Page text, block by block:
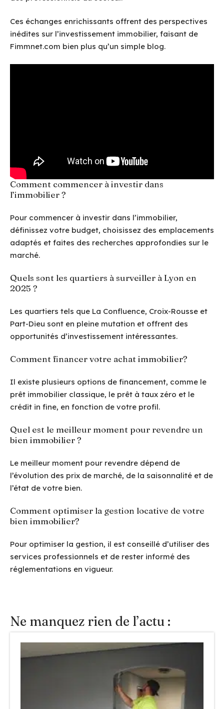
Ces échanges enrichissants offrent des perspectives
inédites sur l’investissement immobilier, faisant de
Fimmnet.com bien plus qu’un simple blog.
Comment commencer à investir dans
l’immobilier ?
Pour commencer à investir dans l’immobilier,
définissez votre budget, choisissez des emplacements
adaptés et faites des recherches approfondies sur le
marché.
Quels sont les quartiers à surveiller à Lyon en
2025 ?
Les quartiers tels que La Confluence, Croix-Rousse et
Part-Dieu sont en pleine mutation et offrent des
opportunités d’investissement intéressantes.
Comment financer votre achat immobilier?
Il existe plusieurs options de financement, comme le
prêt immobilier classique, le prêt à taux zéro et le
crédit in fine, en fonction de votre profil.
Quel est le meilleur moment pour revendre un
bien immobilier ?
Le meilleur moment pour revendre dépend de
l’évolution des prix de marché, de la saisonnalité et de
l’état de votre bien.
Comment optimiser la gestion locative de votre
bien immobilier?
Pour optimiser la gestion, il est conseillé d’utiliser des
services professionnels et de rester informé des
réglementations en vigueur.
Ne manquez rien de l’actu :